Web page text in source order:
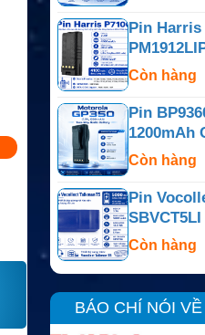
Pin Harris
4100mAh
Còn hàng
Pin
1200mAh
Motorola
Còn hàng
Pin
5000mAh
Còn hàng
BÁO CHÍ NÓI